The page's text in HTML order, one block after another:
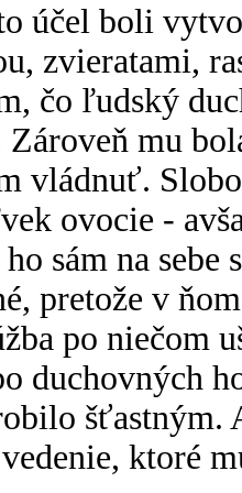
účel boli
zvieratami,
čo ľudský
mu
vládnuť.
ovocie -
sám na
pretože v
po niečom
duchovných
šťastným.
ktoré